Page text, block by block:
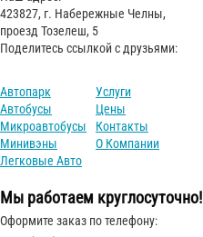
423827, г. Набережные Челны,
проезд Тозелеш, 5
Поделитесь ссылкой с друзьями:
Автопарк
Автобусы
Микроавтобусы
Минивэны
Легковые Авто
Услуги
Цены
Контакты
О Компании
Мы работаем круглосуточно!
Оформите заказ по телефону: